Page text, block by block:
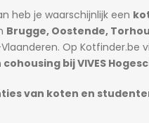
heb je waarschijnlijk een
Brugge, Oostende,
Op Kotfinder.be
bij VIVES
van koten en